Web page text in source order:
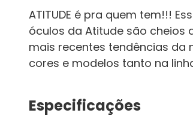
ATITUDE é pra quem tem!!!
óculos da Atitude são cheios
mais recentes tendências da
cores e modelos tanto na
Especificações